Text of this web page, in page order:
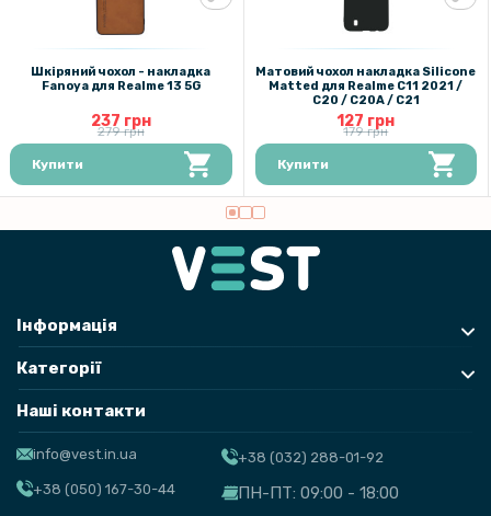
99 грн
Захисне скло Tempered Glass 0,3mm 2.5D для Realme 13+ на
задню камеру
Шкіряний чохол - накладка
Fanoya для Realme 13 5G
237 грн
279 грн
Купити
Матовий чохол накладка Silicone
Matted для Realme C11 2021 /
C20 / C20A / C21
127 грн
179 грн
Купити
Інформація
Категорії
Наші контакти
info@vest.in.ua
+38 (050) 167-30-44
+38 (032) 288-01-92
ПН-ПТ: 09:00 - 18:00